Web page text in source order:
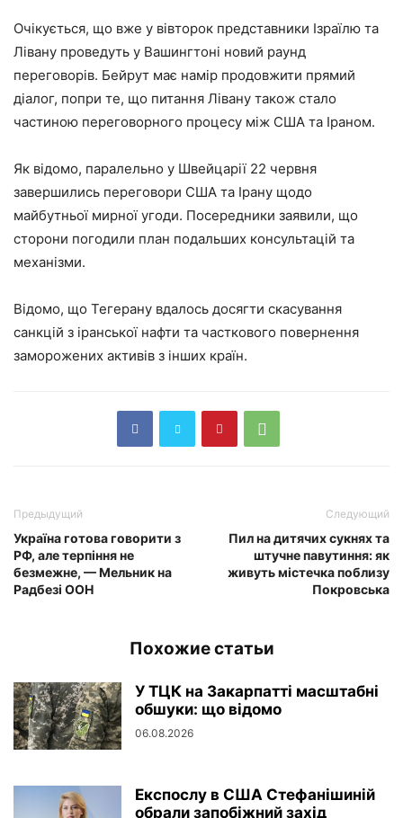
Очікується, що вже у вівторок представники Ізраїлю та
Лівану проведуть у Вашингтоні новий раунд
переговорів. Бейрут має намір продовжити прямий
діалог, попри те, що питання Лівану також стало
частиною переговорного процесу між США та Іраном.
Як відомо, паралельно у Швейцарії 22 червня
завершились переговори США та Ірану щодо
майбутньої мирної угоди. Посередники заявили, що
сторони погодили план подальших консультацій та
механізми.
Відомо, що Тегерану вдалось досягти скасування
санкцій з іранської нафти та часткового повернення
заморожених активів з інших країн.
Предыдущий
Україна готова говорити з
РФ, але терпіння не
безмежне, — Мельник на
Радбезі ООН
Следующий
Пил на дитячих сукнях та
штучне павутиння: як
живуть містечка поблизу
Покровська
Похожие статьи
У ТЦК на Закарпатті масштабні
обшуки: що відомо
06.08.2026
Експослу в США Стефанішиній
обрали запобіжний захід